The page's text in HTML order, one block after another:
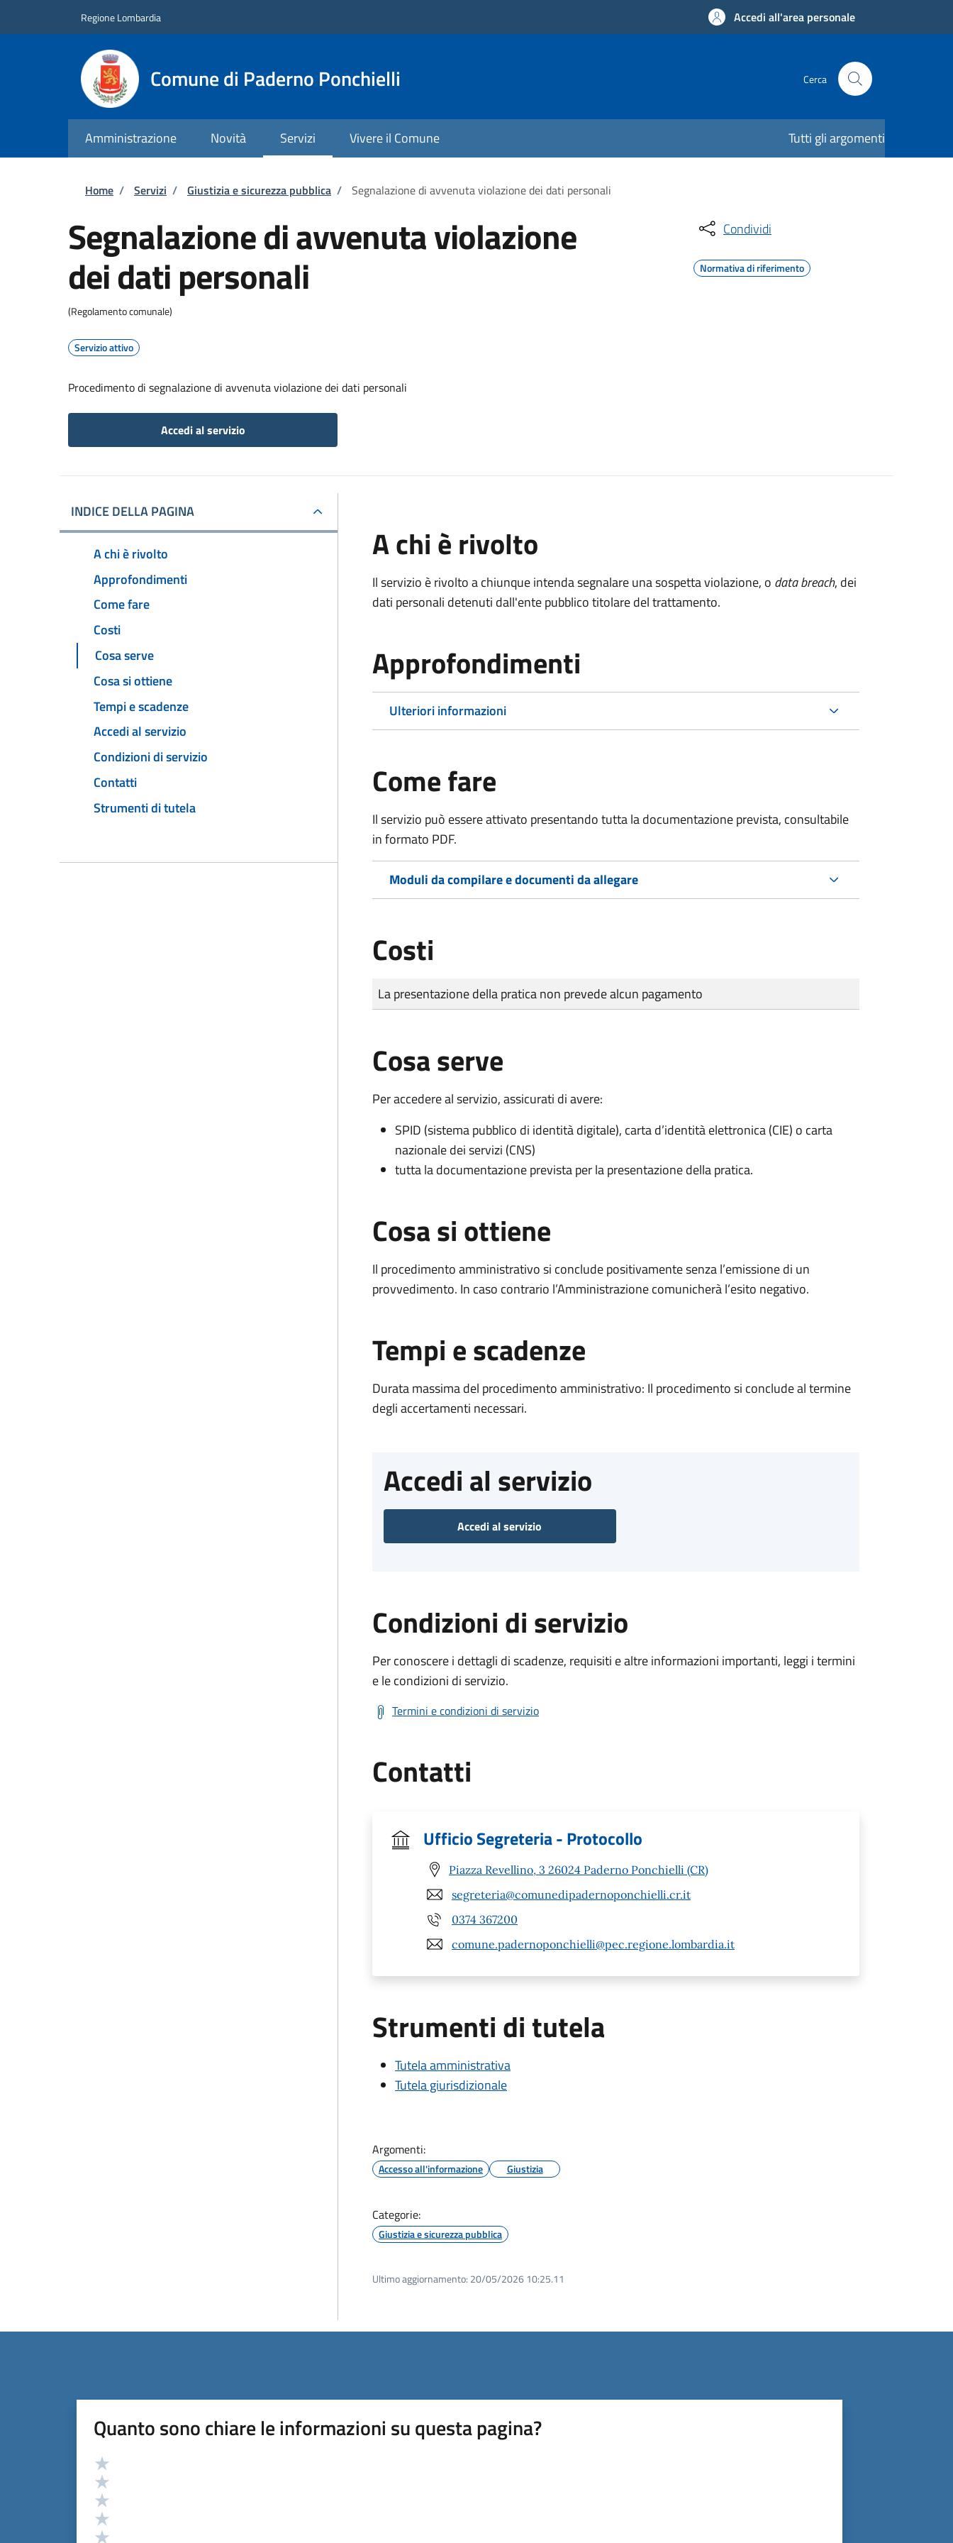
Regione Lombardia Accedi all'area personale
Comune di Paderno Ponchielli Cerca
Amministrazione Novità Servizi Vivere il Comune Tutti gli argomenti
Briciole di pane
Home / Servizi / Giustizia e sicurezza pubblica / Segnalazione di avvenuta violazione dei dati personali
Segnalazione di avvenuta violazione
dei dati personali
(Regolamento comunale)
Servizio attivo
Procedimento di segnalazione di avvenuta violazione dei dati personali
Accedi al servizio
Condividi
Normativa di riferimento
INDICE DELLA PAGINA
A chi è rivolto
Approfondimenti
Come fare
Costi
Cosa serve
Cosa si ottiene
Tempi e scadenze
Accedi al servizio
Condizioni di servizio
Contatti
Strumenti di tutela
A chi è rivolto
Il servizio è rivolto a chiunque intenda segnalare una sospetta violazione, o data breach, dei
dati personali detenuti dall'ente pubblico titolare del trattamento.
Approfondimenti
Ulteriori informazioni
Come fare
Il servizio può essere attivato presentando tutta la documentazione prevista, consultabile
in formato PDF.
Moduli da compilare e documenti da allegare
Costi
Tipo di pagamento
Importo
La presentazione della pratica non prevede alcun pagamento
Cosa serve
Per accedere al servizio, assicurati di avere:
SPID (sistema pubblico di identità digitale), carta d’identità elettronica (CIE) o carta
nazionale dei servizi (CNS)
tutta la documentazione prevista per la presentazione della pratica.
Cosa si ottiene
Il procedimento amministrativo si conclude positivamente senza l’emissione di un
provvedimento. In caso contrario l’Amministrazione comunicherà l’esito negativo.
Tempi e scadenze
Durata massima del procedimento amministrativo: Il procedimento si conclude al termine
degli accertamenti necessari.
Accedi al servizio
Accedi al servizio
Condizioni di servizio
Per conoscere i dettagli di scadenze, requisiti e altre informazioni importanti, leggi i termini
e le condizioni di servizio.
Termini e condizioni di servizio
Contatti
Ufficio Segreteria - Protocollo
Piazza Revellino, 3 26024 Paderno Ponchielli (CR)
segreteria@comunedipadernoponchielli.cr.it
0374 367200
comune.padernoponchielli@pec.regione.lombardia.it
Strumenti di tutela
Tutela amministrativa
Tutela giurisdizionale
Argomenti:
Accesso all'informazione Giustizia
Categorie:
Giustizia e sicurezza pubblica
Ultimo aggiornamento: 20/05/2026 10:25.11
Quanto sono chiare le informazioni su questa pagina?
Valutazione